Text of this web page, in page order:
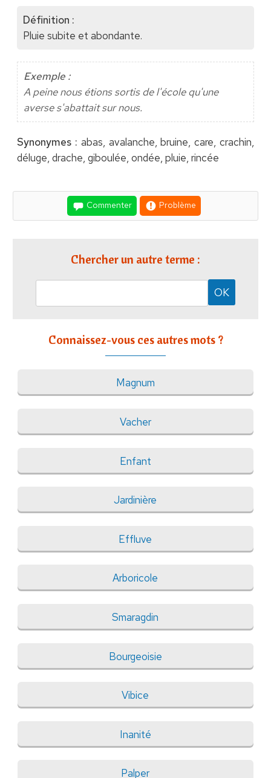
Définition :
Pluie subite et abondante.
Exemple :
A peine nous étions sortis de l'école qu'une
averse s'abattait sur nous.
Synonymes : abas, avalanche, bruine, care, crachin,
déluge, drache, giboulée, ondée, pluie, rincée
Commenter Problème
Chercher un autre terme :
Connaissez-vous ces autres mots ?
Magnum
Vacher
Enfant
Jardinière
Effluve
Arboricole
Smaragdin
Bourgeoisie
Vibice
Inanité
Palper